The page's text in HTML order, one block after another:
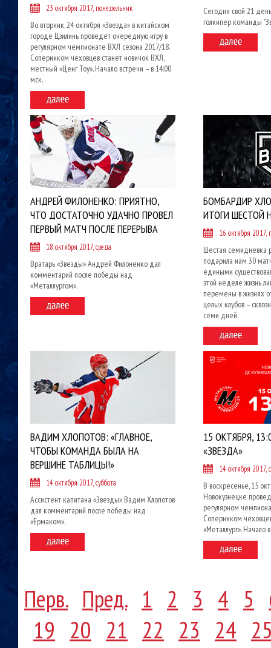
23 октября 2017, понедельник
Во вторник, 24 октября «Звезда» в китайском
городе Цзилинь проведет очередную игру в
регулярном чемпионате ВХЛ сезона 2017/18.
Соперником чеховцев станет новичок ВХЛ,
местный «Ценг Тоу». Начало встречи – в 14:00
мск.
Сегодня свой 21
голкипер команды
АНДРЕЙ ФИЛОНЕНКО: ПРИЯТНО,
ЧТО ДОСТАТОЧНО УДАЧНО ПРОВЕЛ
ПЕРВЫЙ МАТЧ ПОСЛЕ ПЕРЕРЫВА
18 октября 2017, среда
Вратарь «Звезды» Андрей Филоненко дал
комментарий после победы над
«Металлургом».
БОМБАРДИР
ИТОГИ ШЕСТОЙ
16 октября 2017,
Шестая семидневка
подарила нам 30
едиными
этой неделе жизнь
перемены в жизнях
целых клубов –
семи дней.
ВАДИМ ХЛОПОТОВ: «ГЛАВНОЕ,
ЧТОБЫ КОМАНДА БЫЛА НА
ВЕРШИНЕ ТАБЛИЦЫ!»
14 октября 2017, суббота
Ассистент капитана «Звезды» Вадим Хлопотов
дал комментарий после победы над
«Ермаком».
15 ОКТЯБРЯ,
«ЗВЕЗДА»
14 октября 2017,
В воскресенье, 15
Новокузнецке
регулярном
Соперником
«Металлург». Начало
Перв. Пред. 1 2 3 4 5
19 20 21 22 23 24